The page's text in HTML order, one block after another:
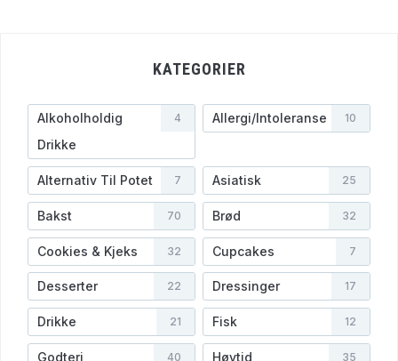
KATEGORIER
Alkoholholdig
Drikke
4 Allergi/Intoleranse 10
Alternativ Til Potet 7 Asiatisk 25
Bakst 70 Brød 32
Cookies & Kjeks 32 Cupcakes 7
Desserter 22 Dressinger 17
Drikke 21 Fisk 12
Godteri 40 Høytid 35